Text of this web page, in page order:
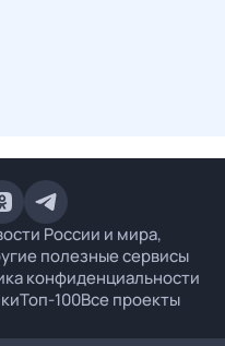
России и мира,
полезные сервисы
конфиденциальности
Топ-100Все проекты